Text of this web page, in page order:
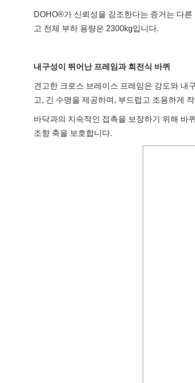
DOHO®가 신뢰성을 강조한다는 증거는 다
고 전체 부하 용량은 2300kg입니다.
내구성이 뛰어난 프레임과 회전식 바퀴
견고한 크로스 브레이스 프레임은 강도와 ​​내
고, 긴 수명을 제공하며, 부드럽고 조용하게
바닥과의 지속적인 접촉을 보장하기 위해 바
조향 축을 보호합니다.